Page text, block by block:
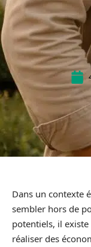
Dans un contexte
sembler hors de
potentiels, il
réaliser des